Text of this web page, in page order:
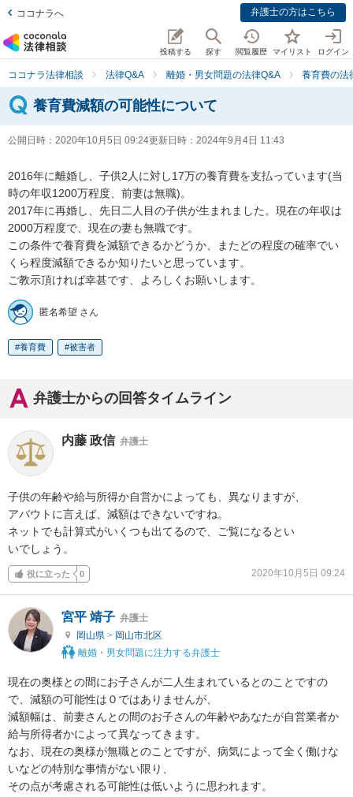
ココナラへ 弁護士の方はこちら
投稿する 探す 閲覧履歴 マイリスト ログイン
ココナラ法律相談 法律Q&A 離婚・男女問題の法律Q&A 養育費の法
養育費減額の可能性について
公開日時： 2020年10月5日 09:24更新日時： 2024年9月4日 11:43
2016年に離婚し、子供2人に対し17万の養育費を支払っています(当
時の年収1200万程度、前妻は無職)。
2017年に再婚し、先日二人目の子供が生まれました。現在の年収は
2000万程度で、現在の妻も無職です。
この条件で養育費を減額できるかどうか、またどの程度の確率でい
くら程度減額できるか知りたいと思っています。
ご教示頂ければ幸甚です、よろしくお願いします。
匿名希望 さん
養育費 被害者
弁護士からの回答タイムライン
内藤 政信 弁護士
子供の年齢や給与所得か自営かによっても、異なりますが、
アバウトに言えば、減額はできないですね。
ネットでも計算式がいくつも出てるので、ご覧になるとい
いでしょう。
役に立った 0 2020年10月5日 09:24
宮平 靖子 弁護士
岡山県 > 岡山市北区
離婚・男女問題に注力する弁護士
現在の奥様との間にお子さんが二人生まれているとのことですの
で、減額の可能性は０ではありませんが、
減額幅は、前妻さんとの間のお子さんの年齢やあなたが自営業者か
給与所得者かによって異なってきます。
なお、現在の奥様が無職とのことですが、病気によって全く働けな
いなどの特別な事情がない限り、
その点が考慮される可能性は低いように思われます。